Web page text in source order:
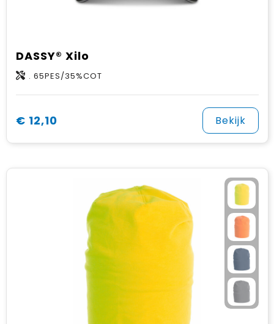
DASSY® Xilo
. 65PES/35%COT
€ 12,10 Bekijk